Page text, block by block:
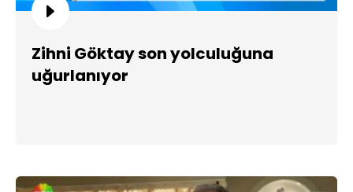
Zihni Göktay son yolculuğuna
uğurlanıyor